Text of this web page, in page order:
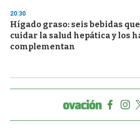
20:30
Hígado graso: seis bebidas
cuidar la salud hepática y los
complementan